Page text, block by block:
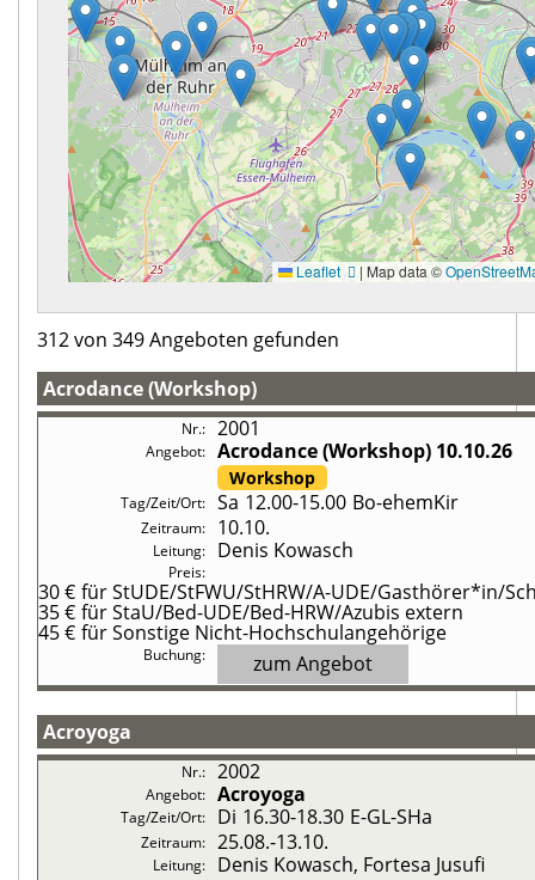
Leaflet | Map data ©
312 von 349 Angeboten gefunden
Acrodance (Workshop)
2001
Acrodance (Workshop) 10.10.26
Workshop
Sa 12.00-15.00 Bo-ehemKir
10.10.
Denis Kowasch
30 € für StUDE/StFWU/StHRW/A-UDE/Gasthörer*in/
35 € für StaU/Bed-UDE/Bed-HRW/Azubis extern
45 € für Sonstige Nicht-Hochschulangehörige
zum Angebot
Acroyoga
2002
Acroyoga
Di 16.30-18.30 E-GL-SHa
25.08.-13.10.
Denis Kowasch, Fortesa Jusufi